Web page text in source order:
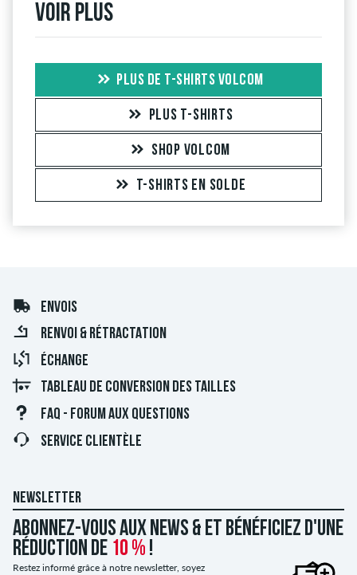
Voir plus
PLUS DE T-SHIRTS VOLCOM
PLUS T-SHIRTS
SHOP VOLCOM
T-SHIRTS EN SOLDE
ENVOIS
RENVOI & RÉTRACTATION
ÉCHANGE
TABLEAU DE CONVERSION DES TAILLES
FAQ - FORUM AUX QUESTIONS
SERVICE CLIENTÈLE
NEWSLETTER
Abonnez-vous aux news & et bénéficiez d'une
réduction de 10 % !
Restez informé grâce à notre newsletter, soyez